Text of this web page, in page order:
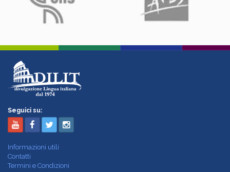
Seguici su:
Informazioni utili
Contatti
Termini e Condizioni